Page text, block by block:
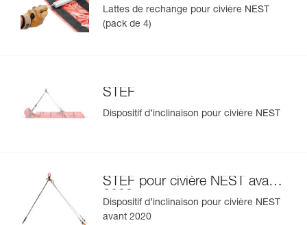
Lattes de rechange pour civière NEST
(pack de 4)
STEF
Dispositif d’inclinaison pour civière NEST
STEF pour civière NEST avant
2020
Dispositif d’inclinaison pour civière NEST
avant 2020